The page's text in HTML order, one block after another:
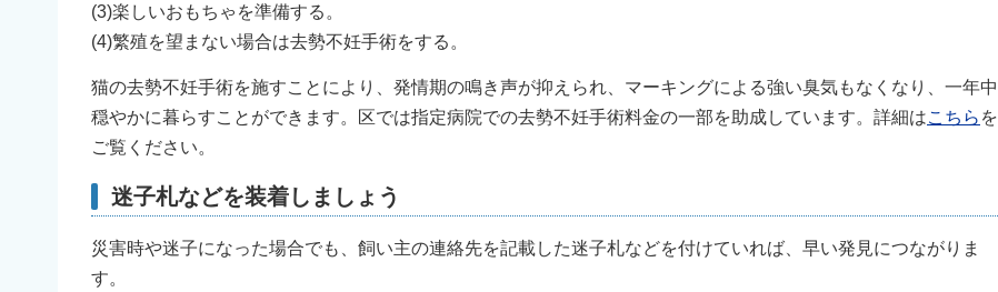
(3)楽しいおもちゃを準備する。
(4)繁殖を望まない場合は去勢不妊手術をする。
猫の去勢不妊手術を施すことにより、発情期の鳴き声が抑えられ、マーキングによる強い臭気もなくなり、一年中
穏やかに暮らすことができます。区では指定病院での去勢不妊手術料金の一部を助成しています。詳細はこちら を
ご覧ください。
迷子札などを装着しましょう
災害時や迷子になった場合でも、飼い主の連絡先を記載した迷子札などを付けていれば、早い発見につながりま
す。